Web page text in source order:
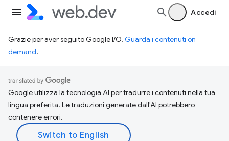
Accedi
Grazie per aver seguito Google I/O. Guarda i contenuti on
demand.
Google utilizza la tecnologia AI per tradurre i contenuti nella tua
lingua preferita. Le traduzioni generate dall'AI potrebbero
contenere errori.